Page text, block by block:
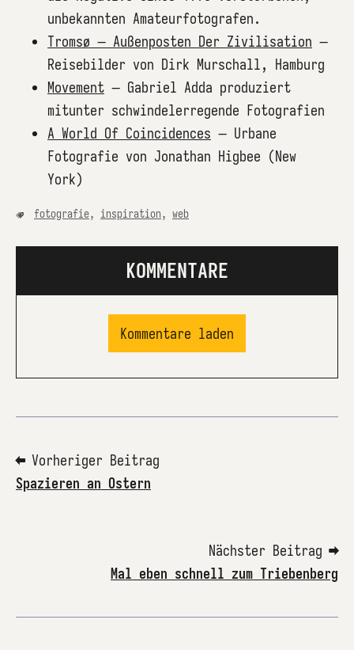
unbekannten Amateurfotografen.
Tromsø – Außenposten Der Zivilisation –
Reisebilder von Dirk Murschall, Hamburg
Movement – Gabriel Adda produziert
mitunter schwindelerregende Fotografien
A World Of Coincidences – Urbane
Fotografie von Jonathan Higbee (New
York)
fotografie, inspiration, web
KOMMENTARE
Kommentare laden
⬅ Vorheriger Beitrag
Spazieren an Ostern
Nächster Beitrag ➡
Mal eben schnell zum Triebenberg